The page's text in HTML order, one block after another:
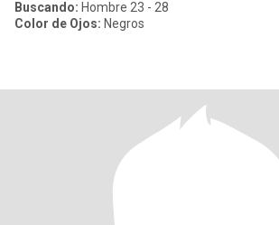
Buscando: Hombre 23 - 28
Color de Ojos: Negros